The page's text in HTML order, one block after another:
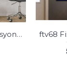
Adige Çerkez Bayrağı ve Kafkas Dans Figürleri Kanvas Tablo dkm134b